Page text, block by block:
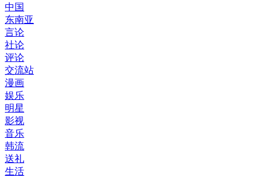
中国
东南亚
言论
社论
评论
交流站
漫画
娱乐
明星
影视
音乐
韩流
送礼
生活